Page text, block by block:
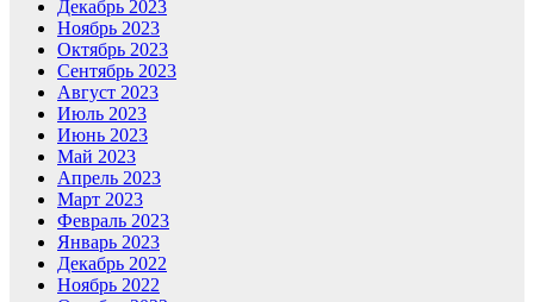
Декабрь 2023
Ноябрь 2023
Октябрь 2023
Сентябрь 2023
Август 2023
Июль 2023
Июнь 2023
Май 2023
Апрель 2023
Март 2023
Февраль 2023
Январь 2023
Декабрь 2022
Ноябрь 2022